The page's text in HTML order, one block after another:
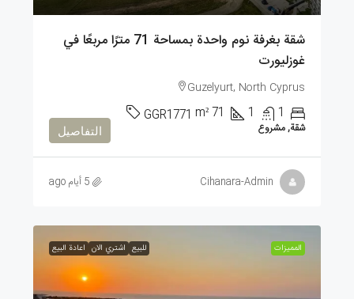
شقة بغرفة نوم واحدة بمساحة 71 مترًا مربعًا في
غوزليورت
Guzelyurt, North Cyprus
1
1
71
m²
GGR1771
شقة, مشروع التفاصيل
Cihanara-Admin 5 أيام ago
الممیزات للبيع اشتري الان اعادة البيع